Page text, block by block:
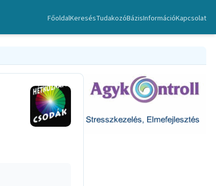
FőoldalKeresésTudakozóBázisInformációKapcsolat